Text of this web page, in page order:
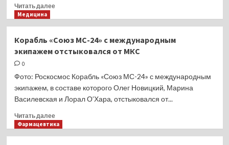
Читать далееПрочитать
21-
й
приготовился
к
на
Землю
Медицина
Корабль «Союз МС-24» с международным
экипажем отстыковался от МКС
0
Фото: Роскосмос Корабль «Союз МС-24» с международным
экипажем, в составе которого Олег Новицкий, Марина
Василевская и Лорал О’Хара, отстыковался от...
Читать далееПрочитать
больше
Фармацевтика